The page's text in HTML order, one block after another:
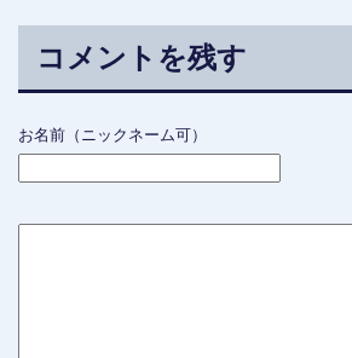
コメントを残す
お名前（ニックネーム可）